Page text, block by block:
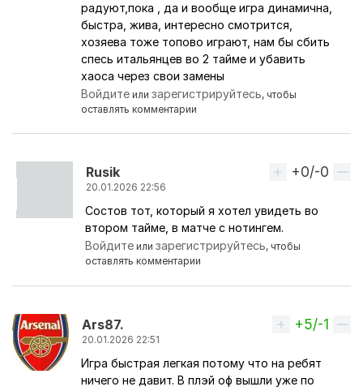
радуют,пока , да и вообще игра динамична,
быстра, жива, интересно смотрится,
хозяева тоже топово играют, нам бы сбить
спесь итальянцев во 2 тайме и убавить
хаоса через свои замены
Войдите илизарегистрируйтесь, чтобы
оставлять комментарии
Rusik
20.01.2026 22:56
Ответ на комментарий пользователя
Вверх
+0/-0
Состов тот, который я хотел увидеть во
втором тайме, в матче с нотингем.
Войдите илизарегистрируйтесь, чтобы
оставлять комментарии
Ars87.
20.01.2026 22:51
Вверх
+5/-1
Игра быстрая легкая потому что на ребят
ничего не давит. В плэй оф вышли уже по